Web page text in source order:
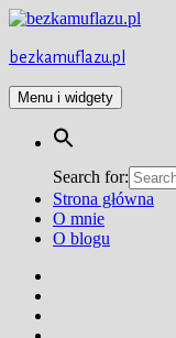
Przejdź
treści
bezkamuflazu.pl
Menu i widgety
Search for:
Strona główna
O mnie
O blogu